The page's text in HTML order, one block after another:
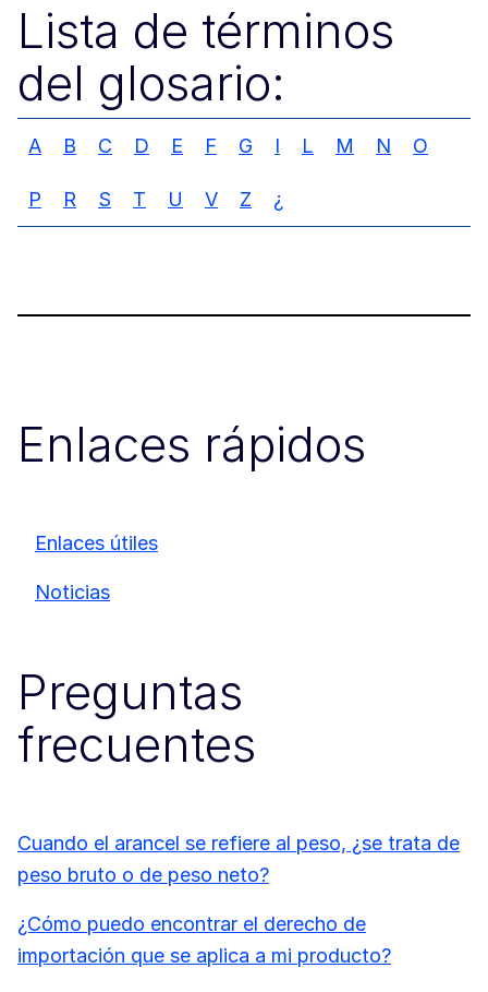
Lista de términos
del glosario:
A B C D E F G I L M N O
P R S T U V Z ¿
Enlaces rápidos
Enlaces útiles
Noticias
Preguntas
frecuentes
Cuando el arancel se refiere al peso, ¿se trata de
peso bruto o de peso neto?
¿Cómo puedo encontrar el derecho de
importación que se aplica a mi producto?